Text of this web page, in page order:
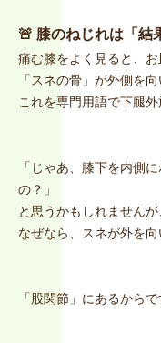
🚨 膝のねじれは「結
痛む膝をよく見ると、
「スネの骨」が外側を
これを専門用語で下腿
「じゃあ、膝下を内側
の？」
と思うかもしれません
なぜなら、スネが外を
「股関節」にあるからで